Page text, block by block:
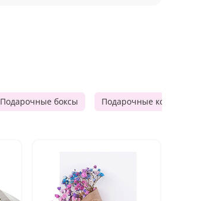
Подарочные боксы Подарочные корзины